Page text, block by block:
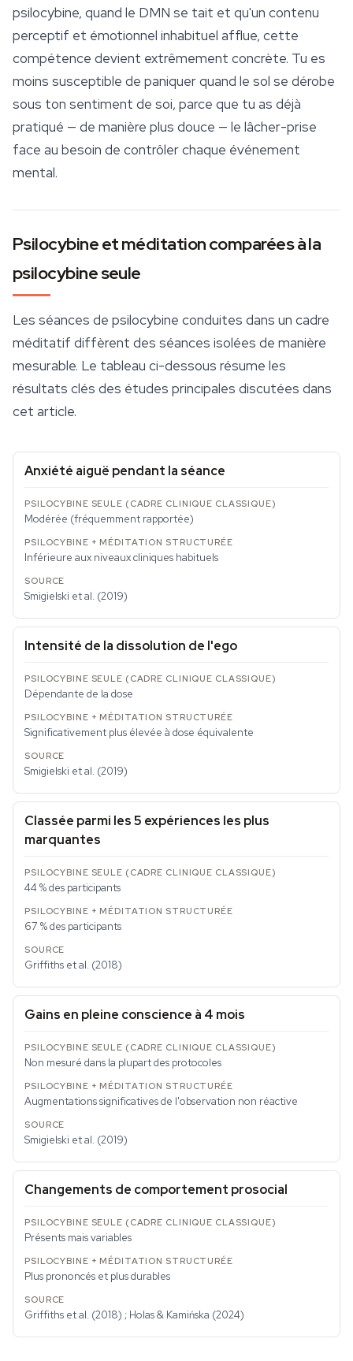
psilocybine, quand le DMN se tait et qu'un contenu
perceptif et émotionnel inhabituel afflue, cette
compétence devient extrêmement concrète. Tu es
moins susceptible de paniquer quand le sol se dérobe
sous ton sentiment de soi, parce que tu as déjà
pratiqué — de manière plus douce — le lâcher-prise
face au besoin de contrôler chaque événement
mental.
Psilocybine et méditation comparées à la
psilocybine seule
Les séances de psilocybine conduites dans un cadre
méditatif diffèrent des séances isolées de manière
mesurable. Le tableau ci-dessous résume les
résultats clés des études principales discutées dans
cet article.
Anxiété aiguë pendant la séance
Modérée (fréquemment rapportée)
Inférieure aux niveaux cliniques habituels
Smigielski et al. (2019)
Intensité de la dissolution de l'ego
Dépendante de la dose
Significativement plus élevée à dose équivalente
Smigielski et al. (2019)
Classée parmi les 5 expériences les plus
marquantes
44 % des participants
67 % des participants
Griffiths et al. (2018)
Gains en pleine conscience à 4 mois
Non mesuré dans la plupart des protocoles
Augmentations significatives de l'observation non réactive
Smigielski et al. (2019)
Changements de comportement prosocial
Présents mais variables
Plus prononcés et plus durables
Griffiths et al. (2018) ; Holas & Kamińska (2024)